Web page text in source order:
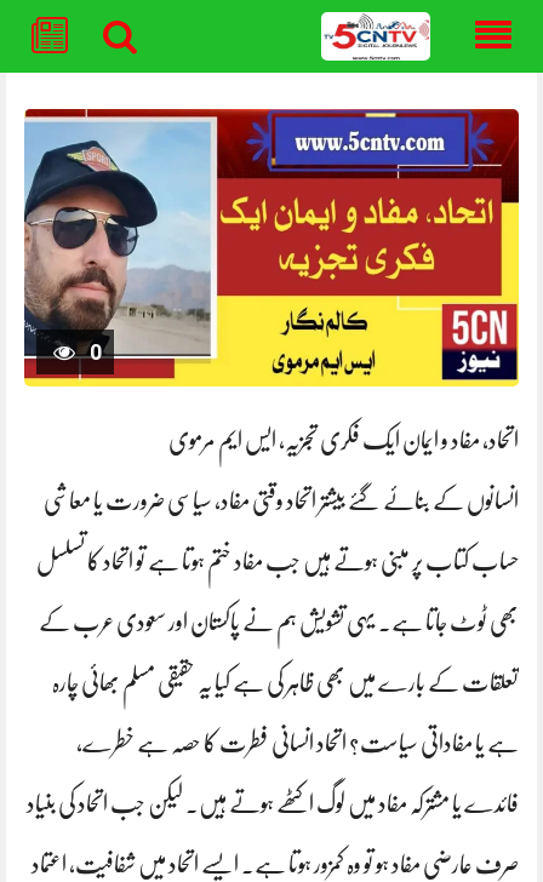
content
0
اتحاد، مفاد و ایمان ایک فکری تجزیہ، ایس ایم مرموی
انسانوں کے بنائے گئے بیشتر اتحاد وقتی مفاد، سیاسی ضرورت یا معاشی
حساب کتاب پر مبنی ہوتے ہیں جب مفاد ختم ہوتا ہے تو اتحاد کا تسلسل
بھی ٹوٹ جاتا ہے۔ یہی تشویش ہم نے پاکستان اور سعودی عرب کے
تعلقات کے بارے میں بھی ظاہر کی ہے کیا یہ حقیقی مسلم بھائی چارہ
ہے یا مفاداتی سیاست؟ اتحاد انسانی فطرت کا حصہ ہے خطرے،
فائدے یا مشترکہ مفاد میں لوگ اکٹھے ہوتے ہیں۔ لیکن جب اتحاد کی بنیاد
صرف عارضی مفاد ہو تو وہ کمزور ہوتا ہے۔ ایسے اتحاد میں شفافیت، اعتماد